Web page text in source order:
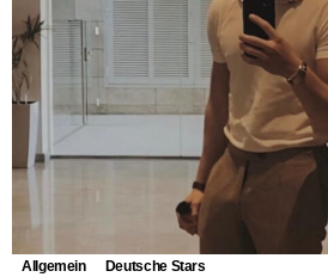
Allgemein Deutsche Stars